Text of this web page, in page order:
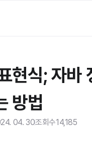
현식; 자바
방법
04. 30조회수14,185